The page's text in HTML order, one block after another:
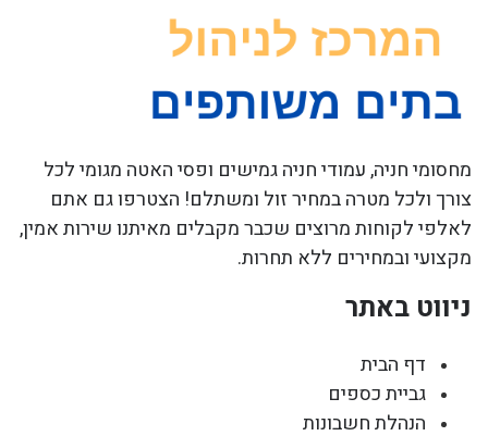
מחסומי חניה, עמודי חניה גמישים ופסי האטה מגומי לכל
צורך ולכל מטרה במחיר זול ומשתלם! הצטרפו גם אתם
לאלפי לקוחות מרוצים שכבר מקבלים מאיתנו שירות אמין,
מקצועי ובמחירים ללא תחרות.
ניווט באתר
דף הבית
גביית כספים
הנהלת חשבונות